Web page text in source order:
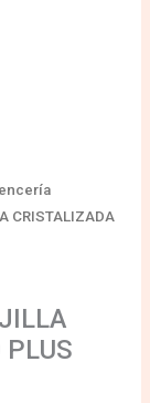
CRISTALIZADA
PLUS